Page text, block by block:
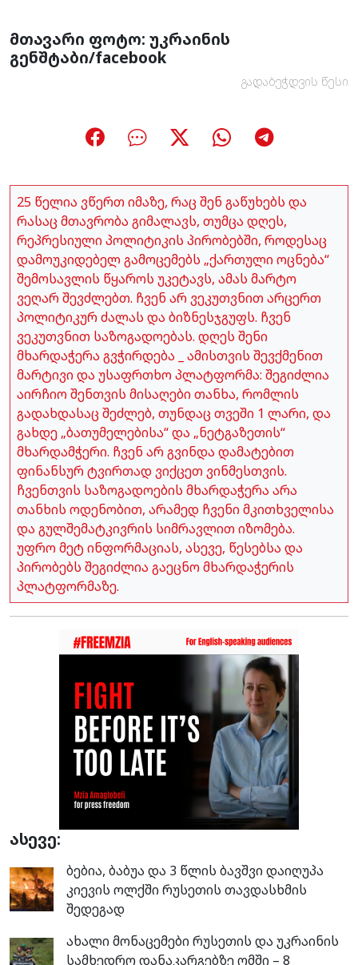
მთავარი ფოტო: უკრაინის
გენშტაბი/facebook
გადაბეჭდვის წესი
25 წელია ვწერთ იმაზე, რაც შენ გაწუხებს და
რასაც მთავრობა გიმალავს, თუმცა დღეს,
რეპრესიული პოლიტიკის პირობებში, როდესაც
დამოუკიდებელ გამოცემებს „ქართული ოცნება“
შემოსავლის წყაროს უკეტავს, ამას მარტო
ვეღარ შევძლებთ. ჩვენ არ ვეკუთვნით არცერთ
პოლიტიკურ ძალას და ბიზნესჯგუფს. ჩვენ
ვეკუთვნით საზოგადოებას. დღეს შენი
მხარდაჭერა გვჭირდება _ ამისთვის შევქმენით
მარტივი და უსაფრთხო პლატფორმა: შეგიძლია
აირჩიო შენთვის მისაღები თანხა, რომლის
გადახდასაც შეძლებ, თუნდაც თვეში 1 ლარი, და
გახდე „ბათუმელებისა“ და „ნეტგაზეთის“
მხარდამჭერი. ჩვენ არ გვინდა დამატებით
ფინანსურ ტვირთად ვიქცეთ ვინმესთვის.
ჩვენთვის საზოგადოების მხარდაჭერა არა
თანხის ოდენობით, არამედ ჩვენი მკითხველისა
და გულშემატკივრის სიმრავლით იზომება.
უფრო მეტ ინფორმაციას, ასევე, წესებსა და
პირობებს შეგიძლია გაეცნო მხარდაჭერის
პლატფორმაზე.
ასევე:
ბებია, ბაბუა და 3 წლის ბავშვი დაიღუპა
კიევის ოლქში რუსეთის თავდასხმის
შედეგად
ახალი მონაცემები რუსეთის და უკრაინის
სამხედრო დანაკარგებზე ომში – 8